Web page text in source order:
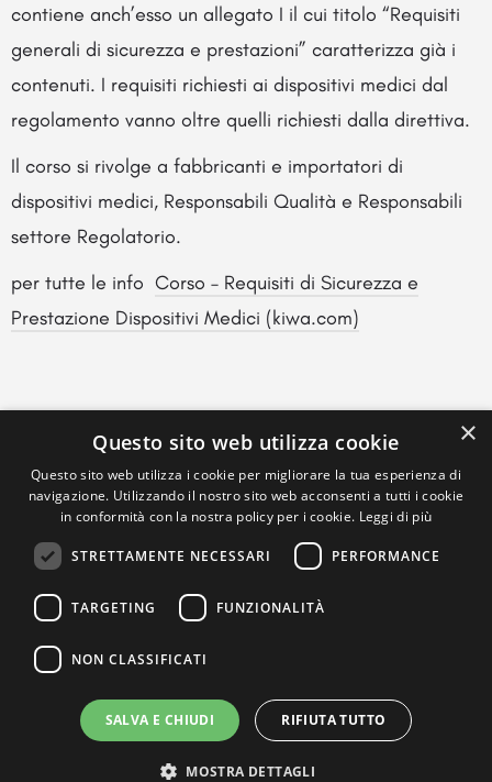
contiene anch’esso un allegato I il cui titolo “Requisiti
generali di sicurezza e prestazioni” caratterizza già i
contenuti. I requisiti richiesti ai dispositivi medici dal
regolamento vanno oltre quelli richiesti dalla direttiva.
Il corso si rivolge a fabbricanti e importatori di
dispositivi medici, Responsabili Qualità e Responsabili
settore Regolatorio.
per tutte le info Corso – Requisiti di Sicurezza e
Prestazione Dispositivi Medici (kiwa.com)
×
Questo sito web utilizza cookie
Questo sito web utilizza i cookie per migliorare la tua esperienza di
navigazione. Utilizzando il nostro sito web acconsenti a tutti i cookie
in conformità con la nostra policy per i cookie. Leggi di più
STRETTAMENTE NECESSARI PERFORMANCE
TARGETING FUNZIONALITÀ
NON CLASSIFICATI
SALVA E CHIUDI RIFIUTA TUTTO
MOSTRA DETTAGLI